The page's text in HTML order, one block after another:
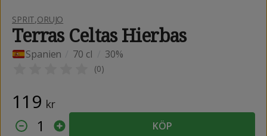
SPRIT,ORUJO
Terras Celtas Hierbas
Spanien 70 cl 30%
(0)
119 kr
1 KÖP